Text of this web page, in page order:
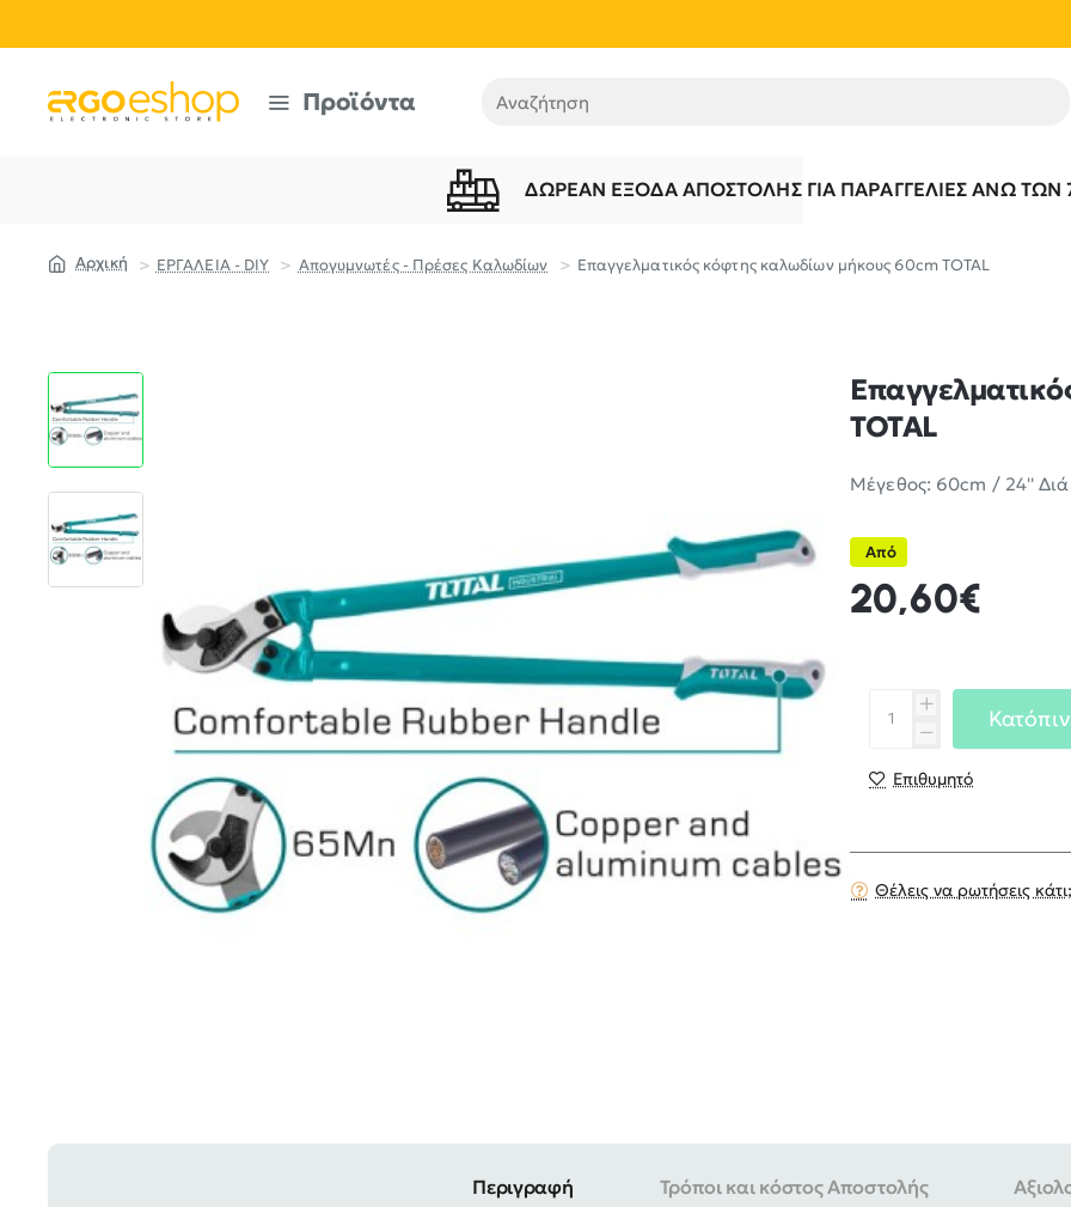
Προϊόντα Αναζήτηση
ΔΩΡΕΆΝ ΈΞΟΔΑ ΑΠΟΣΤΟΛΉΣ ΓΙΑ ΠΑΡΑΓΓΕΛΊΕΣ ΆΝΩ ΤΩΝ
ΕΡΓΑΛΕΙΑ - DIY Απογυμνωτές - Πρέσες Καλωδίων Επαγγελματικός κόφτης καλωδίων μήκους 60cm TOTAL
TOTAL
Μέγεθος: 60cm / 24''
Από
20,60€
Επιθυμητό
Θέλεις να ρωτήσεις κάτι;
Περιγραφή Τρόποι και κόστος Αποστολής